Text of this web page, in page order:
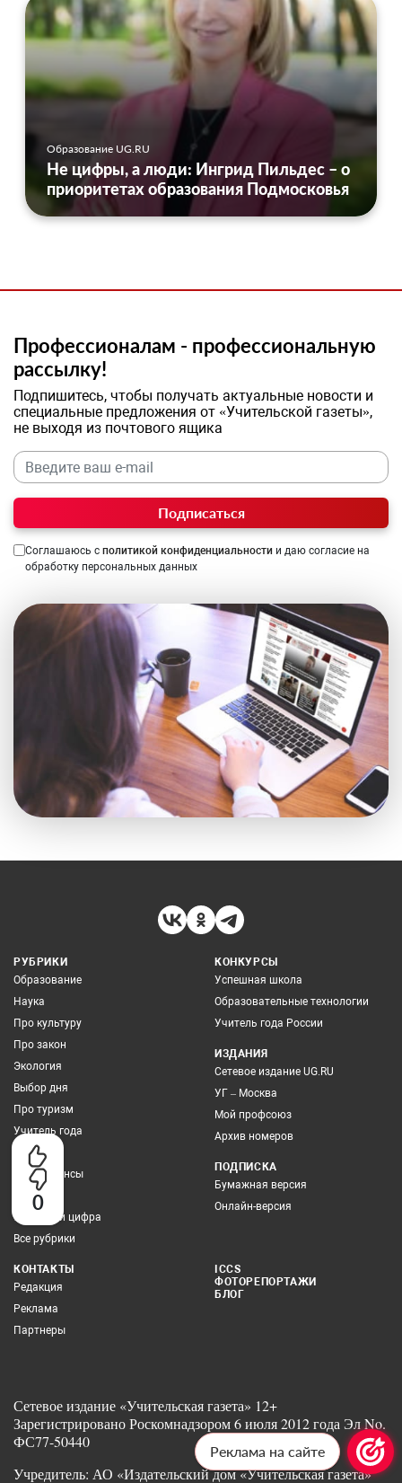
0
Образование UG.RU
Не цифры, а люди: Ингрид Пильдес – о
приоритетах образования Подмосковья
Профессионалам - профессиональную
рассылку!
Подпишитесь, чтобы получать актуальные новости и
специальные предложения от «Учительской газеты»,
не выходя из почтового ящика
Подписаться
Соглашаюсь с политикой конфиденциальности и даю согласие на
обработку персональных данных
РУБРИКИ
Образование
Наука
Про культуру
Про закон
Экология
Выбор дня
Про туризм
Учитель года
Грамотей
Про финансы
Здоровье
Учитель и цифра
Все рубрики
КОНКУРСЫ
Успешная школа
Образовательные технологии
Учитель года России
ИЗДАНИЯ
Сетевое издание UG.RU
УГ – Москва
Мой профсоюз
Архив номеров
ПОДПИСКА
Бумажная версия
Онлайн-версия
КОНТАКТЫ
Редакция
Реклама
Партнеры
ICCS
ФОТОРЕПОРТАЖИ
БЛОГ
Сетевое издание «Учительская газета» 12+
Зарегистрировано Роскомнадзором 6 июля 2012 года Эл No.
ФС77-50440
Учредитель: АО «Издательский дом «Учительская газета»
Реклама на сайте